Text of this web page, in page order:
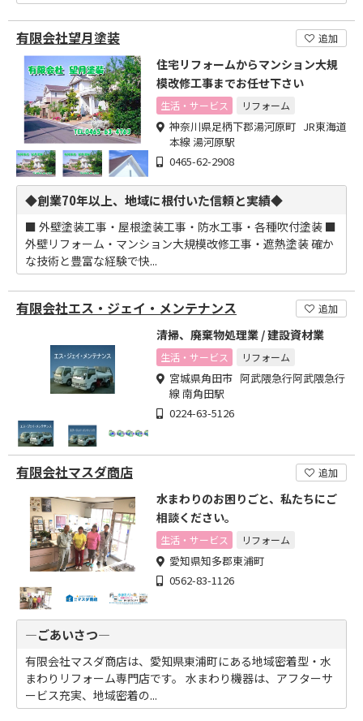
有限会社望月塗装 追加
住宅リフォームからマンション大規
模改修工事までお任せ下さい
生活・サービス リフォーム
神奈川県足柄下郡湯河原町 JR東海道
本線 湯河原駅
0465-62-2908
◆創業70年以上、地域に根付いた信頼と実績◆
■ 外壁塗装工事・屋根塗装工事・防水工事・各種吹付塗装 ■
外壁リフォーム・マンション大規模改修工事・遮熱塗装 確か
な技術と豊富な経験で快...
有限会社エス・ジェイ・メンテナンス 追加
清掃、廃棄物処理業 / 建設資材業
生活・サービス リフォーム
宮城県角田市 阿武隈急行阿武隈急行
線 南角田駅
0224-63-5126
有限会社マスダ商店 追加
水まわりのお困りごと、私たちにご
相談ください。
生活・サービス リフォーム
愛知県知多郡東浦町
0562-83-1126
―ごあいさつ―
有限会社マスダ商店は、愛知県東浦町にある地域密着型・水
まわりリフォーム専門店です。 水まわり機器は、アフターサ
ービス充実、地域密着の...